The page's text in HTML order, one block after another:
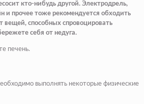
кто-нибудь другой. Электродрель,
и прочее тоже рекомендуется обходить
вещей, способных спровоцировать
себя от недуга.
печень.
выполнять некоторые физические